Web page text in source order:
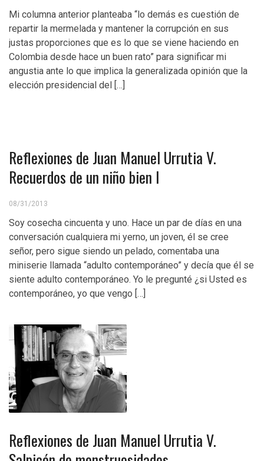
Mi columna anterior planteaba “lo demás es cuestión de
repartir la mermelada y mantener la corrupción en sus
justas proporciones que es lo que se viene haciendo en
Colombia desde hace un buen rato” para significar mi
angustia ante lo que implica la generalizada opinión que la
elección presidencial del […]
Reflexiones de Juan Manuel Urrutia V.
Recuerdos de un niño bien I
08/31/2013
Soy cosecha cincuenta y uno. Hace un par de días en una
conversación cualquiera mi yerno, un joven, él se cree
señor, pero sigue siendo un pelado, comentaba una
miniserie llamada “adulto contemporáneo” y decía que él se
siente adulto contemporáneo. Yo le pregunté ¿si Usted es
contemporáneo, yo que vengo […]
Reflexiones de Juan Manuel Urrutia V.